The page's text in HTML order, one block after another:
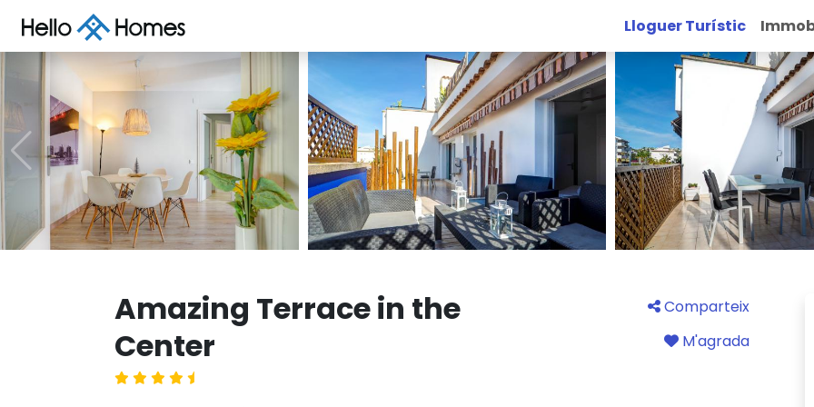
Lloguer Turístic
Amazing Terrace in the
Center
Comparteix
M'agrada